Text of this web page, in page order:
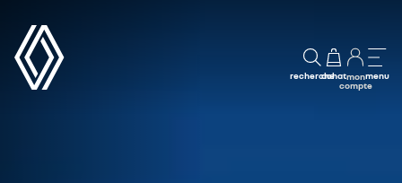
rechercheachatmon
compte
menu